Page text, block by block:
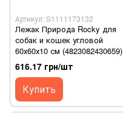
Артикул: S1111173132
Лежак Природа Rocky для
собак и кошек угловой
60х60х10 см (4823082430659)
616.17 грн/шт
Купить